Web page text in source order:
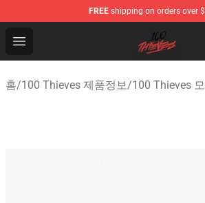
FREE shipping on orders over
Open menu
100 Thieves Shop - Official 100
홈/100 Thieves 제품정보/100 Thieves